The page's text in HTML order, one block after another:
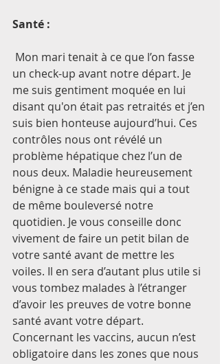
Santé :
un check-up avant notre départ. Je
me suis gentiment moquée en lui
disant qu'on était pas retraités et j’en
suis bien honteuse aujourd’hui. Ces
contrôles nous ont révélé un
problème hépatique chez l’un de
nous deux. Maladie heureusement
bénigne à ce stade mais qui a tout
de même bouleversé notre
quotidien. Je vous conseille donc
vivement de faire un petit bilan de
votre santé avant de mettre les
voiles. Il en sera d’autant plus utile si
vous tombez malades à l’étranger
d’avoir les preuves de votre bonne
santé avant votre départ.
Concernant les vaccins, aucun n’est
obligatoire dans les zones que nous